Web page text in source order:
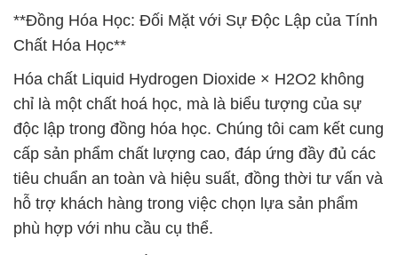
**Đồng Hóa Học: Đối Mặt với Sự Độc Lập của Tính
Chất Hóa Học**
Hóa chất Liquid Hydrogen Dioxide × H2O2 không
chỉ là một chất hoá học, mà là biểu tượng của sự
độc lập trong đồng hóa học. Chúng tôi cam kết cung
cấp sản phẩm chất lượng cao, đáp ứng đầy đủ các
tiêu chuẩn an toàn và hiệu suất, đồng thời tư vấn và
hỗ trợ khách hàng trong việc chọn lựa sản phẩm
phù hợp với nhu cầu cụ thể.